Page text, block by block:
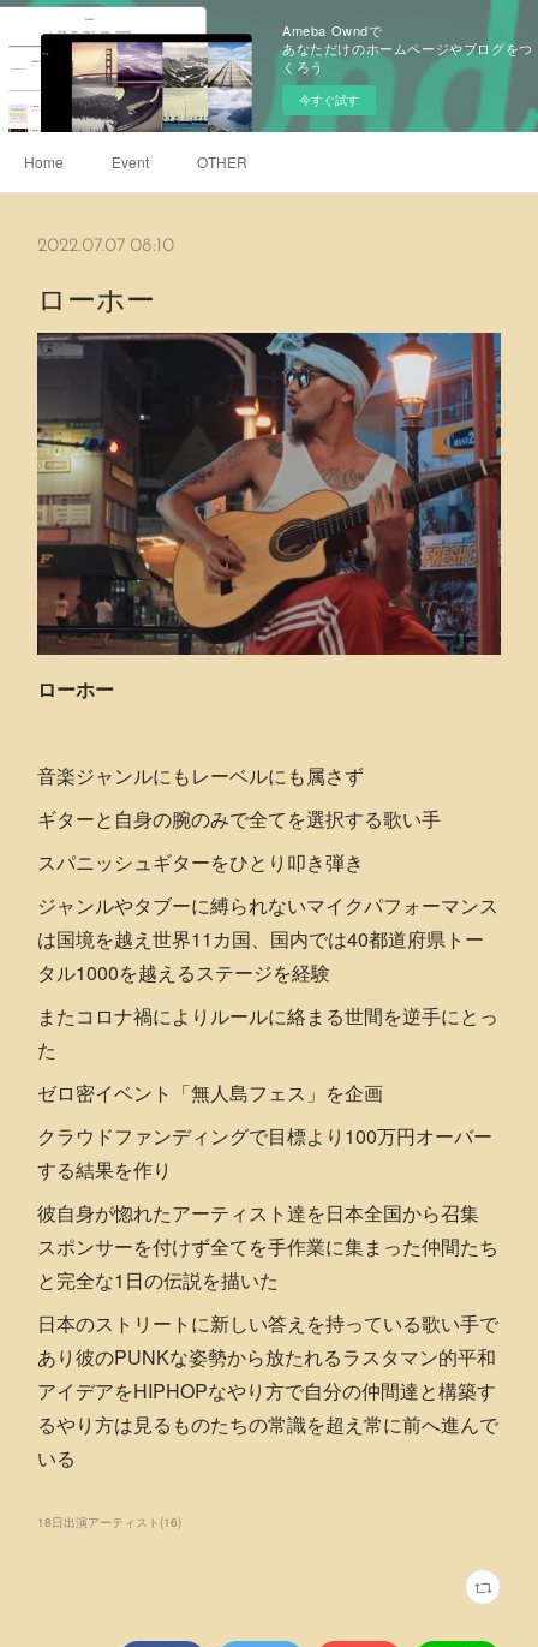
Ameba Owndで
あなただけのホームページやブログをつ
くろう
今すぐ試す
Home Event OTHER
2022.07.07 08:10
ローホー
ローホー
音楽ジャンルにもレーベルにも属さず
ギターと自身の腕のみで全てを選択する歌い手
スパニッシュギターをひとり叩き弾き
ジャンルやタブーに縛られないマイクパフォーマンス
は国境を越え世界11カ国、国内では40都道府県トー
タル1000を越えるステージを経験
またコロナ禍によりルールに絡まる世間を逆手にとっ
た
ゼロ密イベント「無人島フェス」を企画
クラウドファンディングで目標より100万円オーバー
する結果を作り
彼自身が惚れたアーティスト達を日本全国から召集
スポンサーを付けず全てを手作業に集まった仲間たち
と完全な1日の伝説を描いた
日本のストリートに新しい答えを持っている歌い手で
あり彼のPUNKな姿勢から放たれるラスタマン的平和
アイデアをHIPHOPなやり方で自分の仲間達と構築す
るやり方は見るものたちの常識を超え常に前へ進んで
いる
18日出演アーティスト (16)